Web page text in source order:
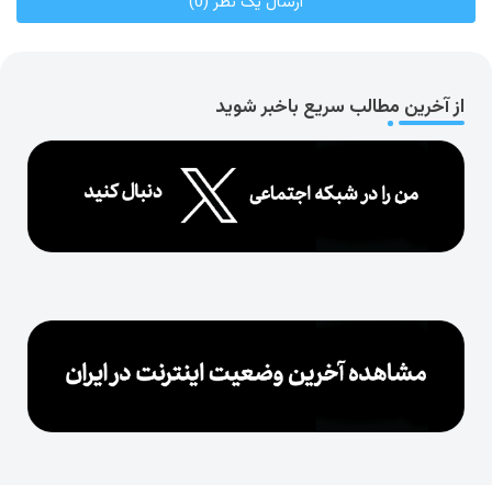
از آخرین مطالب سریع باخبر شوید